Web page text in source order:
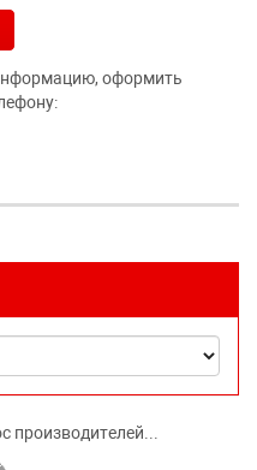
оформить
производителей...